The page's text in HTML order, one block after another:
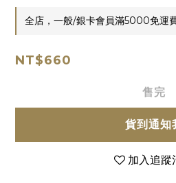
全店，一般/銀卡會員滿5000免運
NT$660
售完
貨到通知
加入追蹤